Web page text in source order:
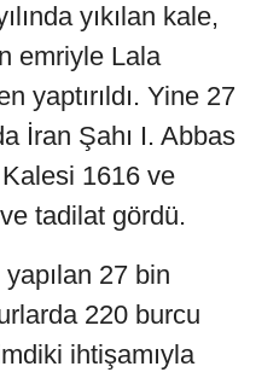
yıkılan kale,
emriyle Lala
yaptırıldı. Yine 27
İran Şahı I. Abbas
Kalesi 1616 ve
tadilat gördü.
27 bin
220 burcu
ihtişamıyla